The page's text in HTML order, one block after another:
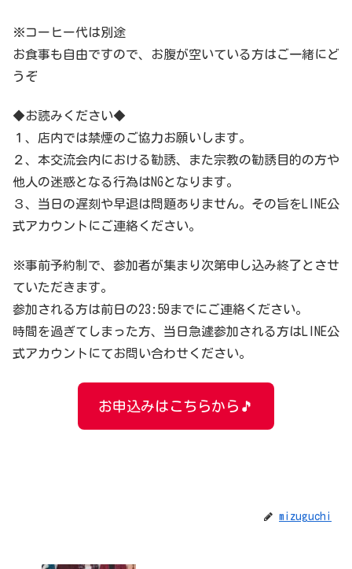
※コーヒー代は別途
お食事も自由ですので、お腹が空いている方はご一緒にど
うぞ
◆お読みください◆
１、店内では禁煙のご協力お願いします。
２、本交流会内における勧誘、また宗教の勧誘目的の方や
他人の迷惑となる行為はNGとなります。
３、当日の遅刻や早退は問題ありません。その旨をLINE公
式アカウントにご連絡ください。
※事前予約制で、参加者が集まり次第申し込み終了とさせ
ていただきます。
参加される方は前日の23:59までにご連絡ください。
時間を過ぎてしまった方、当日急遽参加される方はLINE公
式アカウントにてお問い合わせください。
お申込みはこちらから🎵
mizuguchi